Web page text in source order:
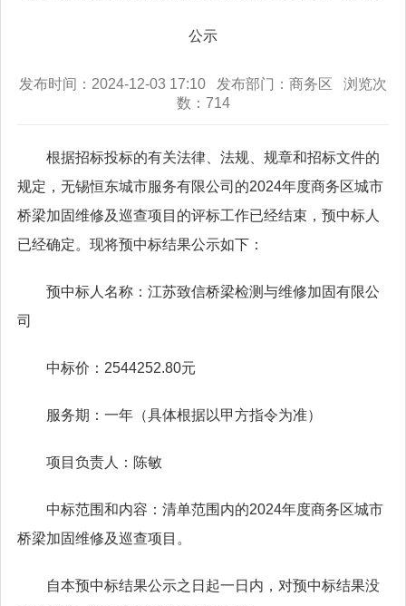
公示
发布时间：2024-12-03 17:10 发布部门：商务区 浏览次
数： 714
根据招标投标的有关法律、法规、规章和招标文件的
规定，无锡恒东城市服务有限公司的2024年度商务区城市
桥梁加固维修及巡查项目的评标工作已经结束，预中标人
已经确定。现将预中标结果公示如下：
预中标人名称：江苏致信桥梁检测与维修加固有限公
司
中标价：2544252.80元
服务期：一年（具体根据以甲方指令为准）
项目负责人：陈敏
中标范围和内容：清单范围内的2024年度商务区城市
桥梁加固维修及巡查项目。
自本预中标结果公示之日起一日内，对预中标结果没